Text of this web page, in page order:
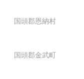
国頭郡恩納村
国頭郡金武町